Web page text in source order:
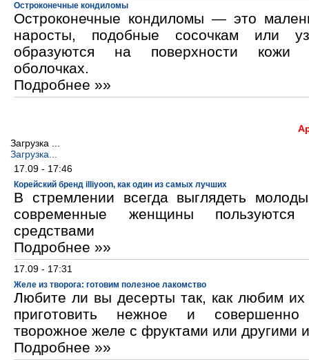
Остроконечные кондиломы
Остроконечные кондиломы — это
наросты, подобные сосочкам или
образуются на поверхности кожи
оболочках.
Подробнее »»
Загрузка ...
Загрузка...
17.09 - 17:46
Корейский бренд illiyoon, как один из самых лучших
В стремлении всегда выглядеть
современные женщины пользуются
средствами
Подробнее »»
17.09 - 17:31
Желе из творога: готовим полезное лакомство
Любите ли вы десерты так, как любим
приготовить нежное и
творожное желе с фруктами или другими
Подробнее »»